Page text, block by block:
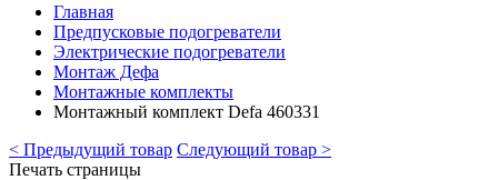
Главная
Предпусковые подогреватели
Электрические подогреватели
Монтаж Дефа
Монтажные комплекты
Монтажный комплект Defa 460331
< Предыдущий товар Следующий товар >
Печать страницы